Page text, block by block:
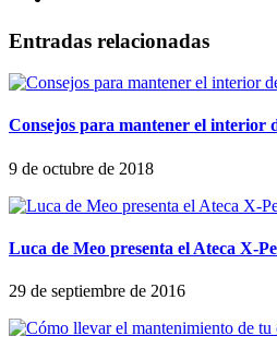
Entradas relacionadas
Consejos para mantener el interior
9 de octubre de 2018
Luca de Meo presenta el Ateca X-
29 de septiembre de 2016